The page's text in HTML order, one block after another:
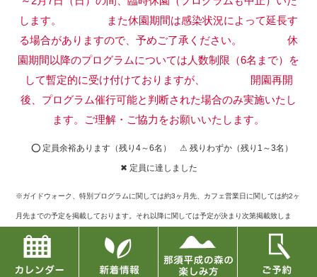
します。
また休園期間は感染状況によって延長す
る場合がありますので、予めご了承ください。
休
園期間以降のプログラムについては人数制限（6名まで）を
して暫定的に受け付けておりますが、
開園再開
後、プログラム催行可能と判断された場合のみ実施いたし
ます。ご理解・ご協力をお願いいたします。
⭕ 定員余裕あります（残り4～6名） ⚠ 残りわずか（残り1～3名）
✖ 定員に達しました
※ガイドウォーク、特別プログラムに関しては約3ヶ月先、カフェ営業日に関しては約2ヶ
月先までの予定を掲載しております。それ以降に関しては予定が決まり次第掲載致しま
す。
※定員に達したものに関してキャンセルが出た場合には再募集もございますので、お問い
合せフォームまたはお電話でご確認下さい。